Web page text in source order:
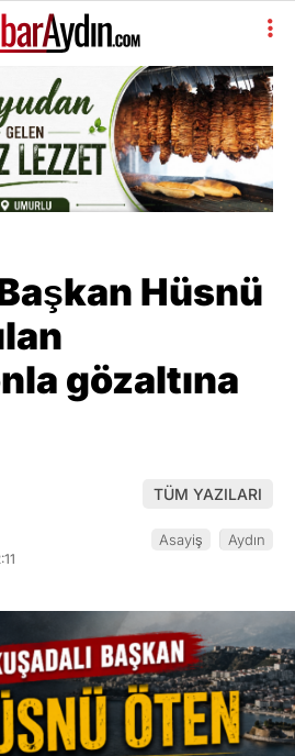
Hüsnü
gözaltına
TÜM YAZILARI
Asayiş Aydın